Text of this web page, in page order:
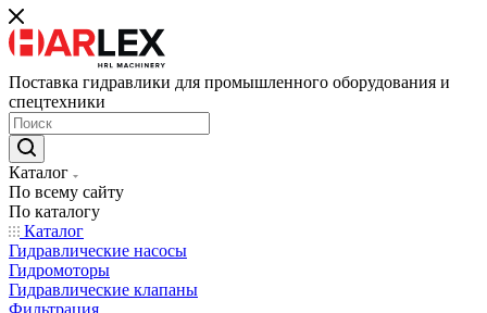
Поставка гидравлики для промышленного оборудования и
спецтехники
Каталог
По всему сайту
По каталогу
Каталог
Гидравлические насосы
Гидромоторы
Гидравлические клапаны
Фильтрация